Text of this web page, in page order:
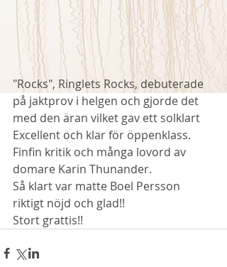
"Rocks", Ringlets Rocks, debuterade
på jaktprov i helgen och gjorde det
med den äran vilket gav ett solklart
Excellent och klar för öppenklass.
Finfin kritik och många lovord av
domare Karin Thunander.
Så klart var matte Boel Persson
riktigt nöjd och glad!!
Stort grattis!!